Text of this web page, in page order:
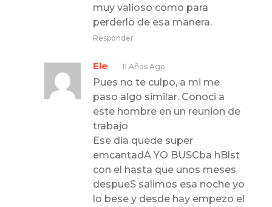
muy valioso como para
perderlo de esa manera.
Responder
Ele 11 Años Ago
Pues no te culpo, a mi me
paso algo similar. Conoci a
este hombre en un reunion de
trabajo
Ese dia quede super
emcantadA YO BUSCba hBlst
con el hasta que unos meses
despueS salimos esa noche yo
lo bese y desde hay empezo el